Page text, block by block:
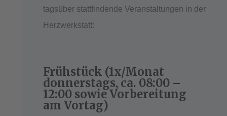
tagsüber stattfindende Veranstaltungen in der
Herzwerkstatt:
Frühstück (1x/Monat
donnerstags, ca. 08:00 –
12:00 sowie Vorbereitung
am Vortag)